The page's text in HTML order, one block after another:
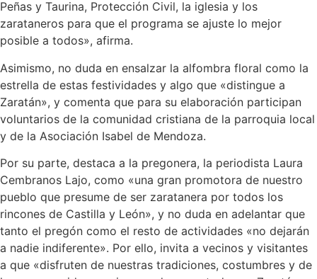
Peñas y Taurina, Protección Civil, la iglesia y los
zarataneros para que el programa se ajuste lo mejor
posible a todos», afirma.
Asimismo, no duda en ensalzar la alfombra floral como la
estrella de estas festividades y algo que «distingue a
Zaratán», y comenta que para su elaboración participan
voluntarios de la comunidad cristiana de la parroquia local
y de la Asociación Isabel de Mendoza.
Por su parte, destaca a la pregonera, la periodista Laura
Cembranos Lajo, como «una gran promotora de nuestro
pueblo que presume de ser zaratanera por todos los
rincones de Castilla y León», y no duda en adelantar que
tanto el pregón como el resto de actividades «no dejarán
a nadie indiferente». Por ello, invita a vecinos y visitantes
a que «disfruten de nuestras tradiciones, costumbres y de